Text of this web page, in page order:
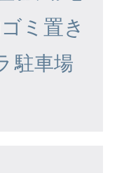
ミ置き
駐車場